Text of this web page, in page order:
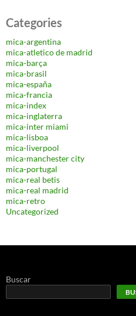
Categories
mica-argentina
mica-atletico de madrid
mica-barça
mica-brasil
mica-españa
mica-francia
mica-index
mica-inglaterra
mica-inter miami
mica-lisboa
mica-liverpool
mica-manchester city
mica-portugal
mica-real betis
mica-real madrid
mica-retro
Uncategorized
Buscar